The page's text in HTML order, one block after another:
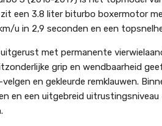
een 3.8 liter biturbo boxermotor
u in 2,9 seconden en een
met permanente
grip en wendbaarheid
en gekleurde remklauwen.
en een uitgebreid